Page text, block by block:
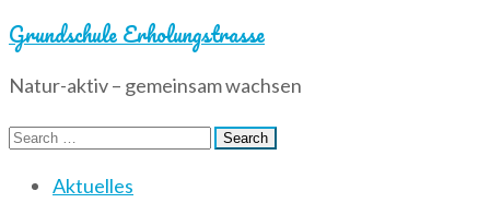
Grundschule Erholungstrasse
Natur-aktiv – gemeinsam wachsen
Search
Aktuelles